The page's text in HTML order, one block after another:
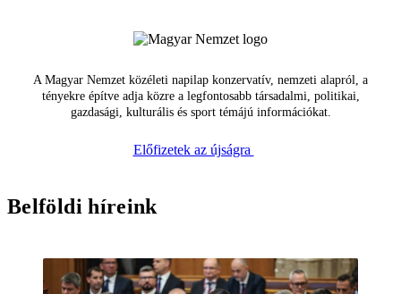
A Magyar Nemzet közéleti napilap konzervatív, nemzeti alapról, a
tényekre építve adja közre a legfontosabb társadalmi, politikai,
gazdasági, kulturális és sport témájú információkat.
Előfizetek az újságra
Belföldi híreink